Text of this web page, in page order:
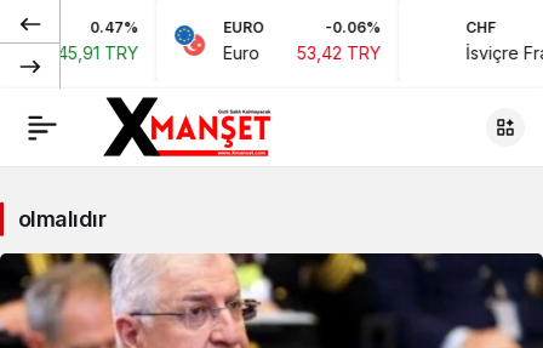
0.47%
TRY
EURO -0.06%
Euro 53,42 TRY İsviçre Frangı
olmalıdır